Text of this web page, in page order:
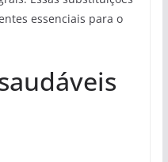
essenciais para o